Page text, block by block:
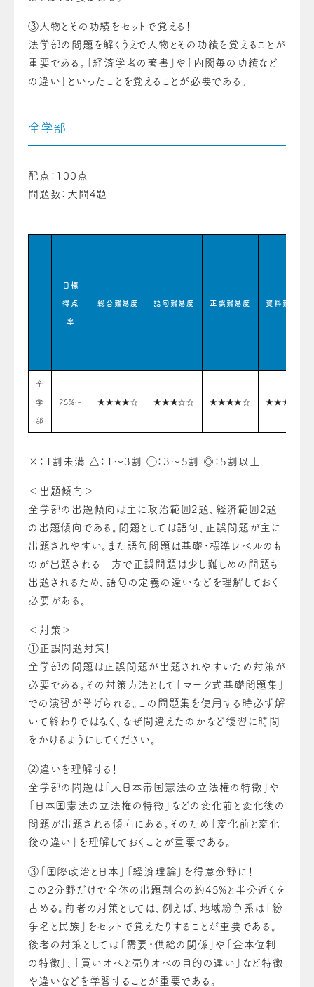
③ 人物とその功績をセットで覚える！
法学部の問題を解くうえで人物とその功績を覚えることが
重要である。「経済学者の著書」や「内閣毎の功績など
の違い」といったことを覚えることが必要である。
全学部
配点：100点
問題数：大問4題
目標
得点
率
総合難易度 語句難易度 正誤難易度 資料難易度
全
学
部
75%〜 ★★★★☆ ★★★☆☆ ★★★★☆ ★★★☆☆
×：1割未満 △：1〜3割 ◯：3〜5割 ◎：5割以上
＜出題傾向＞
全学部の出題傾向は主に政治範囲2題、経済範囲2題
の出題傾向である。問題としては語句、正誤問題が主に
出題されやすい。また語句問題は基礎・標準レベルのも
のが出題される一方で正誤問題は少し難しめの問題も
出題されるため、語句の定義の違いなどを理解しておく
必要がある。
＜対策＞
① 正誤問題対策！
全学部の問題は正誤問題が出題されやすいため対策が
必要である。その対策方法として「マーク式基礎問題集」
での演習が挙げられる。この問題集を使用する時必ず解
いて終わりではなく、なぜ間違えたのかなど復習に時間
をかけるようにしてください。
②違いを理解する！
全学部の問題は「大日本帝国憲法の立法権の特徴」や
「日本国憲法の立法権の特徴」などの変化前と変化後の
問題が出題される傾向にある。そのため「変化前と変化
後の違い」を理解しておくことが重要である。
③ 「国際政治と日本」「経済理論」を得意分野に！
この2分野だけで全体の出題割合の約45%と半分近くを
占める。前者の対策としては、例えば、地域紛争系は「紛
争名と民族」をセットで覚えたりすることが重要である。
後者の対策としては「需要・供給の関係」や「金本位制
の特徴」、「買いオペと売りオペの目的の違い」など特徴
や違いなどを学習することが重要である。